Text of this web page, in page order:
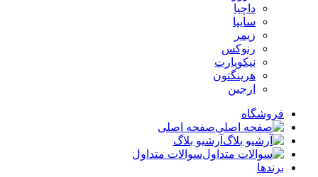
داچیا
سایپا
زیمر
رنوکس
نیکوپارت
هرینگتون
ارجین
فروشگاه
صفحه اصلی
آرشیو بلاگ
سوالات متداول
برندها